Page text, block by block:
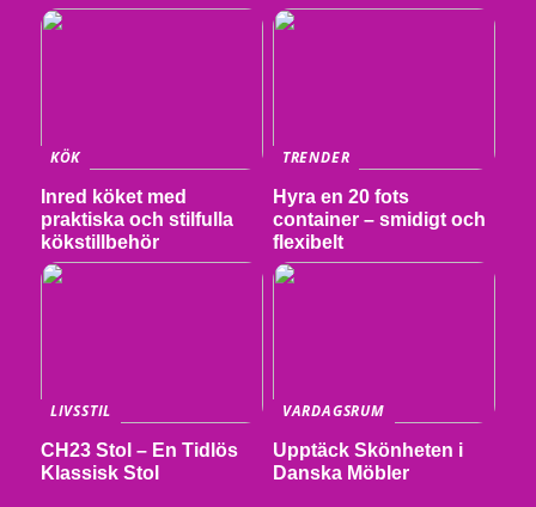
KÖK
Inred köket med
praktiska och stilfulla
kökstillbehör
TRENDER
Hyra en 20 fots
container – smidigt och
flexibelt
LIVSSTIL
CH23 Stol – En Tidlös
Klassisk Stol
VARDAGSRUM
Upptäck Skönheten i
Danska Möbler